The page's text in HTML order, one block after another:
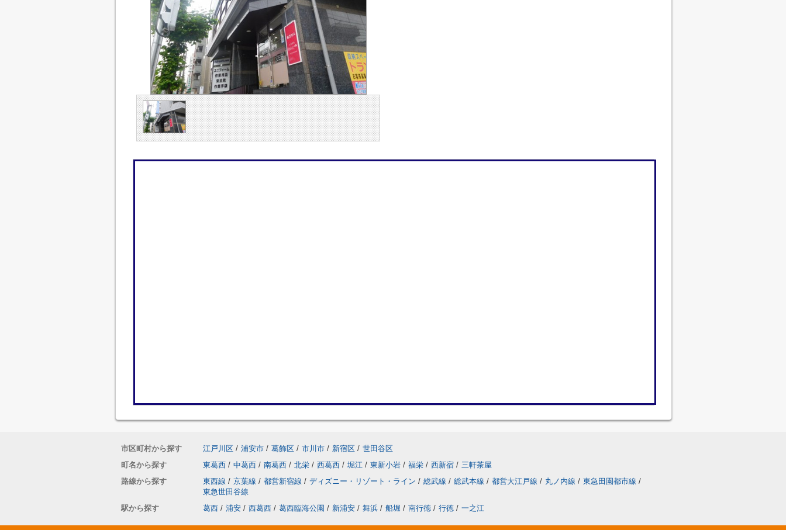
市区町村から探す 江戸川区 / 浦安市 / 葛飾区 / 市川市 / 新宿区 / 世田谷区
町名から探す
東葛西 / 中葛西 / 南葛西 / 北栄 / 西葛西 / 堀江 / 東新小岩 / 福栄 / 西新宿 / 三軒茶屋
路線から探す
東西線 / 京葉線 / 都営新宿線 / ディズニー・リゾート・ライン / 総武線 / 総武本線 / 都営大江戸線 / 丸ノ内線 / 東急田園都市線 /
東急世田谷線
駅から探す
葛西 / 浦安 / 西葛西 / 葛西臨海公園 / 新浦安 / 舞浜 / 船堀 / 南行徳 / 行徳 / 一之江